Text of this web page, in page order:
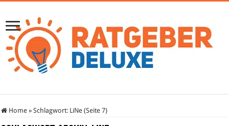
Home » Schlagwort: LiNe (Seite 7)